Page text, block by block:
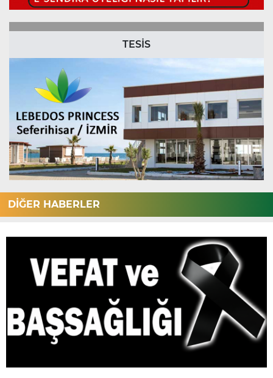
TESİS
DİĞER HABERLER